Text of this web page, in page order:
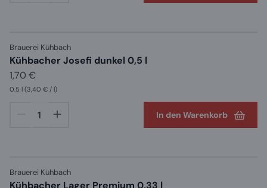
Brauerei Kühbach
Kühbacher Josefi dunkel 0,5 l
1,70 €
0.5 l (3,40 € / l)
In den Warenkorb
Brauerei Kühbach
Kühbacher Lager Premium 0,33 l